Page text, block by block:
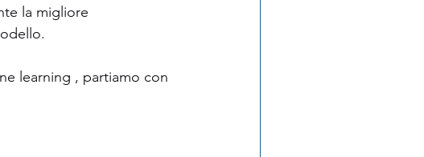
la migliore
learning , partiamo con